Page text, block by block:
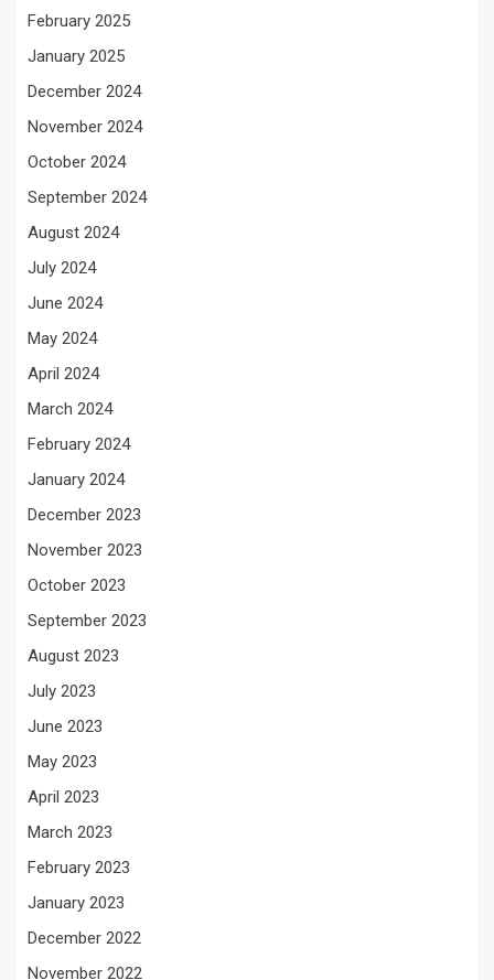
February 2025
January 2025
December 2024
November 2024
October 2024
September 2024
August 2024
July 2024
June 2024
May 2024
April 2024
March 2024
February 2024
January 2024
December 2023
November 2023
October 2023
September 2023
August 2023
July 2023
June 2023
May 2023
April 2023
March 2023
February 2023
January 2023
December 2022
November 2022